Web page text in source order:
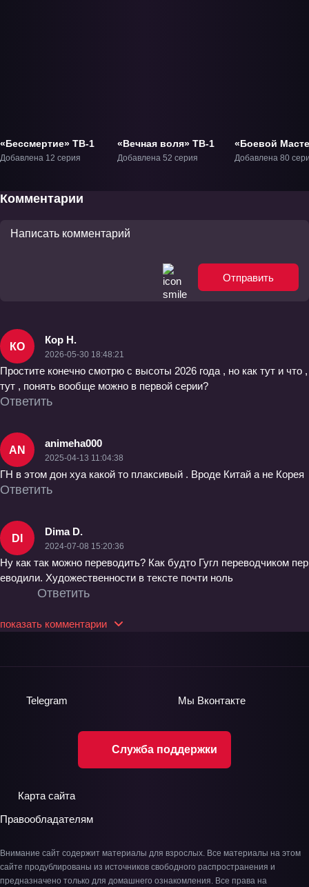
«Бессмертие» ТВ-1
Добавлена 12 серия
«Вечная воля» ТВ-1
Добавлена 52 серия
«Боевой
ТВ-1
Добавлена 80
Комментарии
Отправить
КО
Кор Н.
2026-05-30 18:48:21
Простите конечно смотрю с высоты 2026 года , но как тут и что ,
тут , понять вообще можно в первой серии?
Ответить
AN
animeha000
2025-04-13 11:04:38
ГН в этом дон хуа какой то плаксивый . Вроде Китай а не Корея
Ответить
DI
Dima D.
2024-07-08 15:20:36
Ну как так можно переводить? Как будто Гугл переводчиком пер
еводили. Художественности в тексте почти ноль
Ответить
показать комментарии
Служба поддержки
Telegram Мы Вконтакте
Карта сайта
Правообладателям
Внимание сайт содержит материалы для взрослых. Все материалы на этом
сайте продублированы из источников свободного распространения и
предназначено только для домашнего ознакомления. Все права на